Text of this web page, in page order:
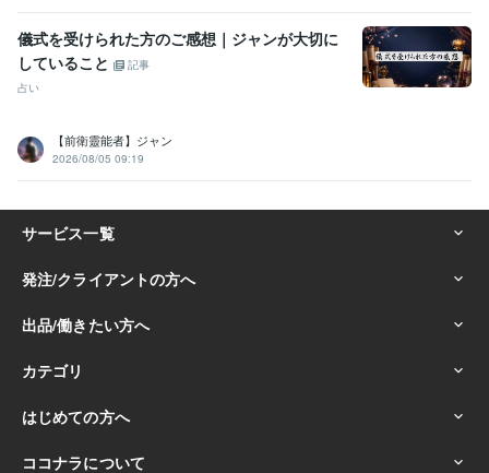
儀式を受けられた方のご感想｜ジャンが大切に
していること
記事
占い
【前衛靈能者】ジャン
2026/08/05 09:19